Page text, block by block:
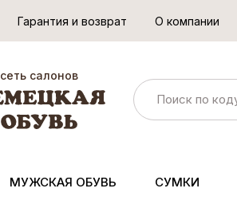
Гарантия и возврат О компании
сеть салонов
МУЖСКАЯ ОБУВЬ СУМКИ